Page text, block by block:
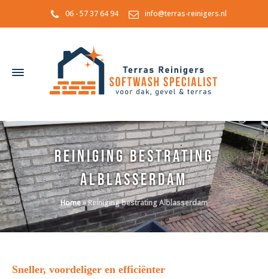
06 - 57 37 64 94 info@terras-reinigers.nl
Reiniging bestrating
Alblasserdam
Home»Reiniging bestrating Alblasserdam
Sneller, voordeliger en efficiënter